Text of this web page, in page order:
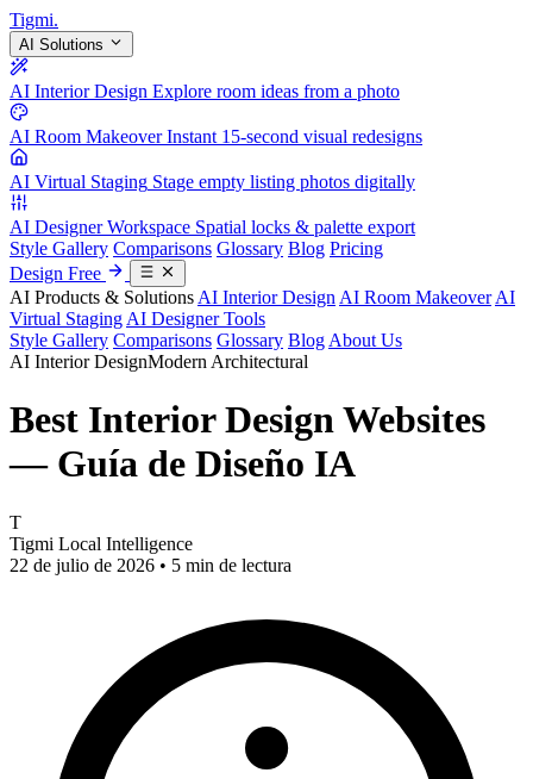
Tigmi.
AI Solutions
AI Interior Design Explore room ideas from a photo
AI Room Makeover Instant 15-second visual redesigns
AI Virtual Staging Stage empty listing photos digitally
AI Designer Workspace Spatial locks & palette export
Style Gallery Comparisons Glossary Blog Pricing
Design Free
AI Products & Solutions AI Interior Design AI Room Makeover AI
Virtual Staging AI Designer Tools
Style Gallery Comparisons Glossary Blog About Us
AI Interior DesignModern Architectural
Best Interior Design Websites
— Guía de Diseño IA
T
Tigmi Local Intelligence
22 de julio de 2026 • 5 min de lectura